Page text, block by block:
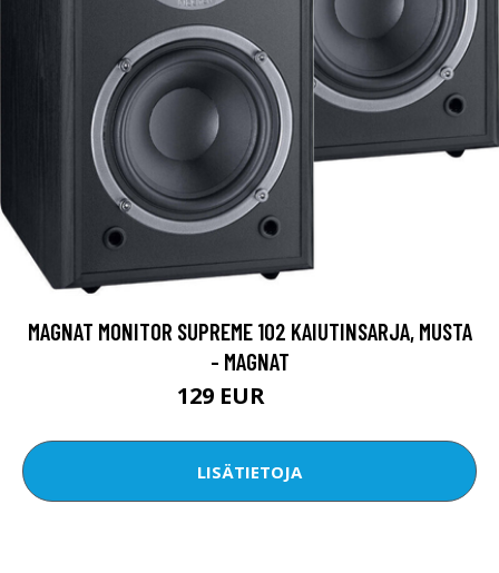
MAGNAT MONITOR SUPREME 102 KAIUTINSARJA, MUSTA
- MAGNAT
129 EUR
LISÄTIETOJA